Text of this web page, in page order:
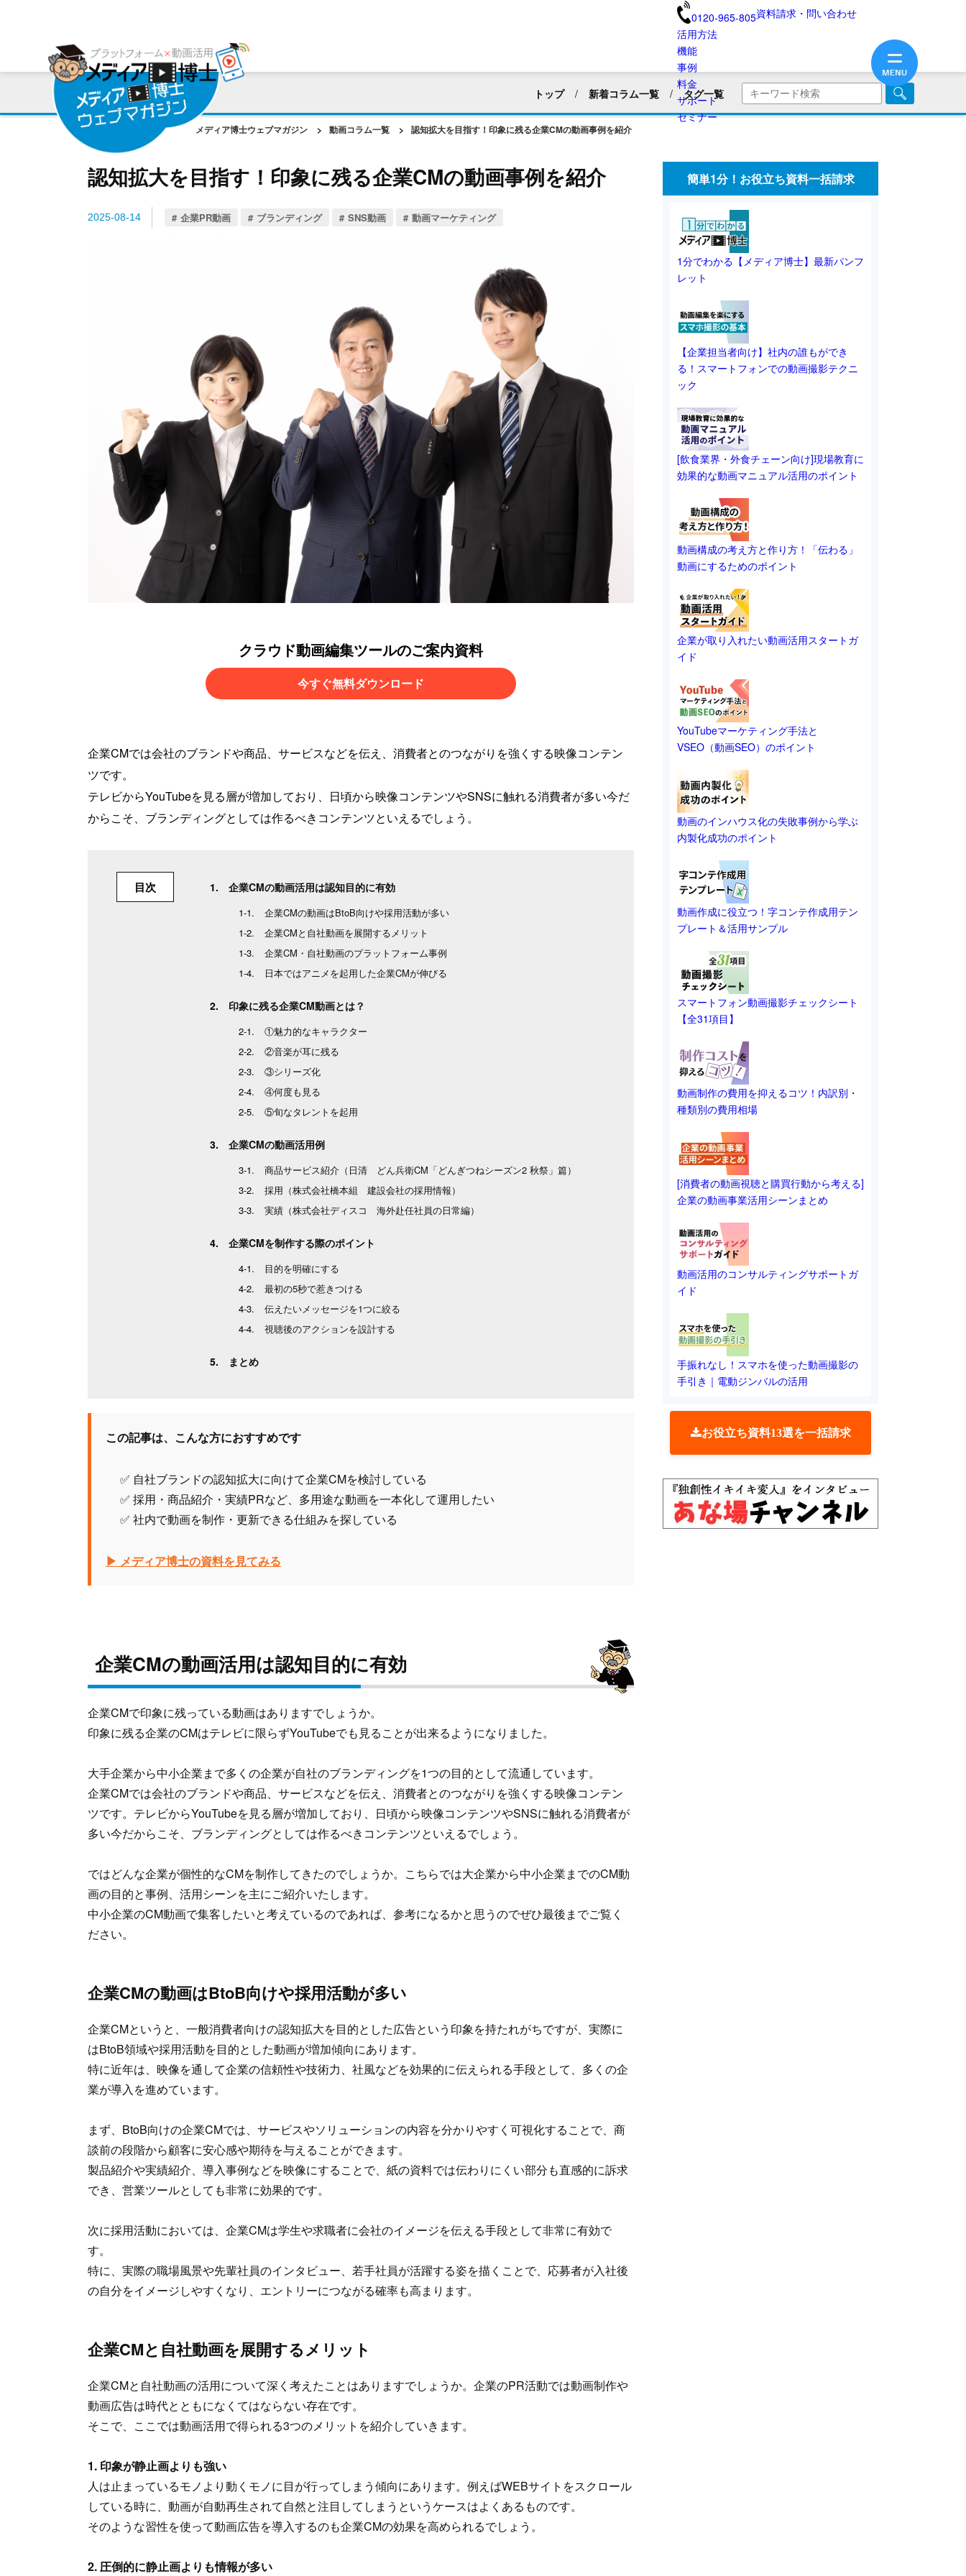
0120-965-805資料請求・問い合わせ
活用方法
機能
ットフォーム
編集ツール
事例
用会社様の声
ラットフォーム事例
料金
サポート
ンサルティング・サポート
役立ち資料
セミナー
トップ 新着コラム一覧 タグ一覧
すべて 採用活動
商品・サービス紹介
建築業界
化粧品・美容用品 ブランディング
医療業界
ホテル・旅館・民宿
保険業界・生命保険
新企画リリース 会員向け情報
動画制作のコツ
SNS動画
動画マーケティング
業界別動画活用
メディア博士ウェブマガジン > 動画コラム一覧 > 認知拡大を目指す！印象に残る企業CMの動画事例を紹介
認知拡大を目指す！印象に残る企業CMの動画事例を紹介
2025-08-14 企業PR動画 ブランディング SNS動画 動画マーケティング
クラウド動画編集ツールのご案内資料
今すぐ無料ダウンロード
企業CMでは会社のブランドや商品、サービスなどを伝え、消費者とのつながりを強くする映像コンテン
ツです。
テレビからYouTubeを見る層が増加しており、日頃から映像コンテンツやSNSに触れる消費者が多い今だ
からこそ、ブランディングとしては作るべきコンテンツといえるでしょう。
目次 企業CMの動画活用は認知目的に有効
企業CMの動画はBtoB向けや採用活動が多い
企業CMと自社動画を展開するメリット
企業CM・自社動画のプラットフォーム事例
日本ではアニメを起用した企業CMが伸びる
印象に残る企業CM動画とは？
①魅力的なキャラクター
②音楽が耳に残る
③シリーズ化
④何度も見る
⑤旬なタレントを起用
企業CMの動画活用例
商品サービス紹介（日清 どん兵衛CM「どんぎつねシーズン2 秋祭」篇）
採用（株式会社橋本組 建設会社の採用情報）
実績（株式会社ディスコ 海外赴任社員の日常編）
企業CMを制作する際のポイント
目的を明確にする
最初の5秒で惹きつける
伝えたいメッセージを1つに絞る
視聴後のアクションを設計する
まとめ
この記事は、こんな方におすすめです
✅ 自社ブランドの認知拡大に向けて企業CMを検討している
✅ 採用・商品紹介・実績PRなど、多用途な動画を一本化して運用したい
✅ 社内で動画を制作・更新できる仕組みを探している
▶ メディア博士の資料を見てみる
企業CMの動画活用は認知目的に有効
企業CMで印象に残っている動画はありますでしょうか。
印象に残る企業のCMはテレビに限らずYouTubeでも見ることが出来るようになりました。
大手企業から中小企業まで多くの企業が自社のブランディングを1つの目的として流通しています。
企業CMでは会社のブランドや商品、サービスなどを伝え、消費者とのつながりを強くする映像コンテン
ツです。テレビからYouTubeを見る層が増加しており、日頃から映像コンテンツやSNSに触れる消費者が
多い今だからこそ、ブランディングとしては作るべきコンテンツといえるでしょう。
ではどんな企業が個性的なCMを制作してきたのでしょうか。こちらでは大企業から中小企業までのCM動
画の目的と事例、活用シーンを主にご紹介いたします。
中小企業のCM動画で集客したいと考えているのであれば、参考になるかと思うのでぜひ最後までご覧く
ださい。
企業CMの動画はBtoB向けや採用活動が多い
企業CMというと、一般消費者向けの認知拡大を目的とした広告という印象を持たれがちですが、実際に
はBtoB領域や採用活動を目的とした動画が増加傾向にあります。
特に近年は、映像を通して企業の信頼性や技術力、社風などを効果的に伝えられる手段として、多くの企
業が導入を進めています。
まず、BtoB向けの企業CMでは、サービスやソリューションの内容を分かりやすく可視化することで、商
談前の段階から顧客に安心感や期待を与えることができます。
製品紹介や実績紹介、導入事例などを映像にすることで、紙の資料では伝わりにくい部分も直感的に訴求
でき、営業ツールとしても非常に効果的です。
次に採用活動においては、企業CMは学生や求職者に会社のイメージを伝える手段として非常に有効で
す。
特に、実際の職場風景や先輩社員のインタビュー、若手社員が活躍する姿を描くことで、応募者が入社後
の自分をイメージしやすくなり、エントリーにつながる確率も高まります。
企業CMと自社動画を展開するメリット
企業CMと自社動画の活用について深く考えたことはありますでしょうか。企業のPR活動では動画制作や
動画広告は時代とともになくてはならない存在です。
そこで、ここでは動画活用で得られる3つのメリットを紹介していきます。
1. 印象が静止画よりも強い
人は止まっているモノより動くモノに目が行ってしまう傾向にあります。例えばWEBサイトをスクロール
している時に、動画が自動再生されて自然と注目してしまうというケースはよくあるものです。
そのような習性を使って動画広告を導入するのも企業CMの効果を高められるでしょう。
2. 圧倒的に静止画よりも情報が多い
簡単1分！お役立ち資料一括請求
1分でわかる【メディア博士】最新パンフ
レット
【企業担当者向け】社内の誰もができ
る！スマートフォンでの動画撮影テクニ
ック
[飲食業界・外食チェーン向け]現場教育に
効果的な動画マニュアル活用のポイント
動画構成の考え方と作り方！「伝わる」
動画にするためのポイント
企業が取り入れたい動画活用スタートガ
イド
YouTubeマーケティング手法と
VSEO（動画SEO）のポイント
動画のインハウス化の失敗事例から学ぶ
内製化成功のポイント
動画作成に役立つ！字コンテ作成用テン
プレート＆活用サンプル
スマートフォン動画撮影チェックシート
【全31項目】
動画制作の費用を抑えるコツ！内訳別・
種類別の費用相場
[消費者の動画視聴と購買行動から考える]
企業の動画事業活用シーンまとめ
動画活用のコンサルティングサポートガ
イド
手振れなし！スマホを使った動画撮影の
手引き｜電動ジンバルの活用
お役立ち資料13選を一括請求